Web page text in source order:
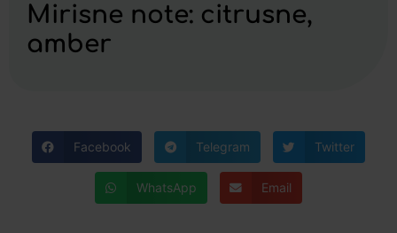
Mirisne note: citrusne,
amber
Facebook Telegram Twitter
WhatsApp Email